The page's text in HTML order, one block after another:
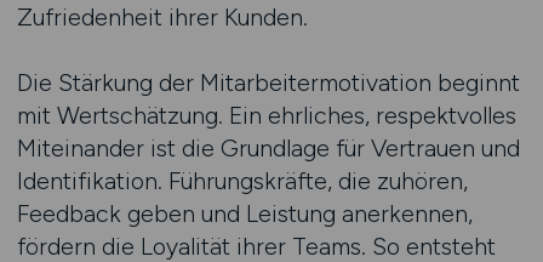
Zufriedenheit ihrer Kunden.
Die Stärkung der Mitarbeitermotivation beginnt
mit Wertschätzung. Ein ehrliches, respektvolles
Miteinander ist die Grundlage für Vertrauen und
Identifikation. Führungskräfte, die zuhören,
Feedback geben und Leistung anerkennen,
fördern die Loyalität ihrer Teams. So entsteht